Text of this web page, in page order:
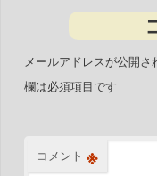
メールアドレスが公開さ
欄は必須項目です
コメント ※